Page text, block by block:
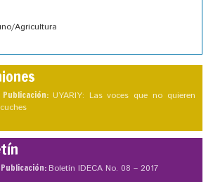
Agricultura
UYARIY: Las voces que no quieren
Boletín IDECA No. 08 – 2017